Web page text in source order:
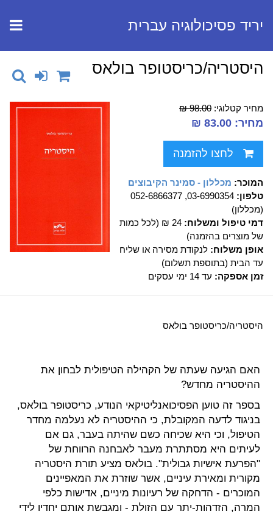
יריד פסיכולוגיה עברית
היסטריה/כריסטופר בולאס
מחיר קטלוגי: 98.00 ₪
מחיר: 83.00 ₪
לחצו להזמנה
המוכר: מכללון - סמינר הקיבוצים
טלפון:
03-6990354, 052-6866377
(מכללון)
דמי טיפול ומשלוח:
24 ₪ (לכל כמות
של מוצרים בהזמנה)
אופן משלוח: לנקודת מסירה או שליח
עד הבית (בתוספת תשלום)
זמן אספקה: עד 14 ימי עסקים
היסטריה/כריסטופר בולאס
האם הגיעה שעתה של הקהילה הטיפולית לבחון את
ההיסטריה מחדש?
בספר זה טוען הפסיכואנליטיקאי הנודע, כריסטופר בולאס,
בניגוד לדעה המקובלת, כי ההיסטריה לא נעלמה מחדר
הטיפול, וכי היא שכיחה כשם שהיתה בעבר, גם אם
לעיתים היא מסתתרת מעבר לאבחנה הרווחת של
"הפרעת אישיות גבולית". בולאס מציע תורת היסטריה
מקורית ומאירת עיניים, אשר שוזרת את המאפיינים
המוכרים - הדחקה של רעיונות מיניים, אדישות כלפי
המרה, הזדהות-יתר עם הזולת - ומגבשת אותם יחדיו לידי